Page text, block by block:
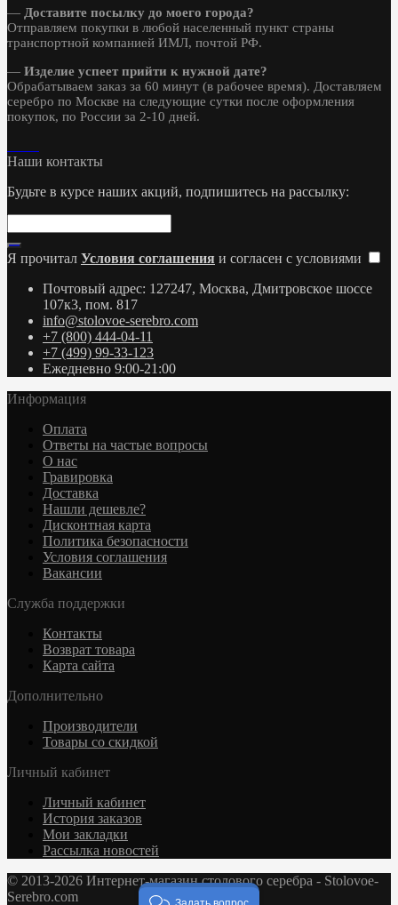
— Доставите посылку до моего города?
Отправляем покупки в любой населенный пункт страны
транспортной компанией ИМЛ, почтой РФ.
— Изделие успеет прийти к нужной дате?
Обрабатываем заказ за 60 минут (в рабочее время). Доставляем
серебро по Москве на следующие сутки после оформления
покупок, по России за 2-10 дней.
Наши контакты
Будьте в курсе наших акций, подпишитесь на рассылку:
Я прочитал Условия соглашения и согласен с условиями
Почтовый адрес: 127247, Москва, Дмитровское шоссе
107к3, пом. 817
info@stolovoe-serebro.com
+7 (800) 444-04-11
+7 (499) 99-33-123
Ежедневно 9:00-21:00
Информация
Оплата
Ответы на частые вопросы
О нас
Гравировка
Доставка
Нашли дешевле?
Дисконтная карта
Политика безопасности
Условия соглашения
Вакансии
Служба поддержки
Контакты
Возврат товара
Карта сайта
Дополнительно
Производители
Товары со скидкой
Личный кабинет
Личный кабинет
История заказов
Мои закладки
Рассылка новостей
© 2013-2026 Интернет-магазин столового серебра - Stolovoe-
Serebro.com